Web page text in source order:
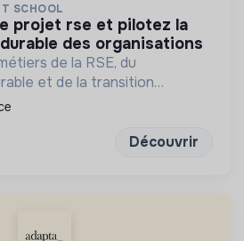
SCHOOL
des organisations
de la RSE, du
et de la transition
Découvrir